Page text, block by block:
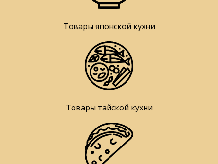
Товары японской кухни
Товары тайской кухни